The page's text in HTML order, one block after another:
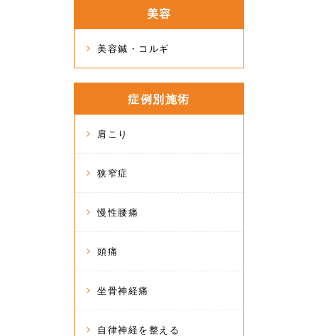
美容
美容鍼・コルギ
症例別施術
肩こり
狭窄症
慢性腰痛
頭痛
坐骨神経痛
自律神経を整える